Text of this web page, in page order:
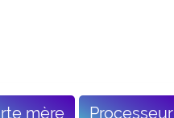
mère Processeur